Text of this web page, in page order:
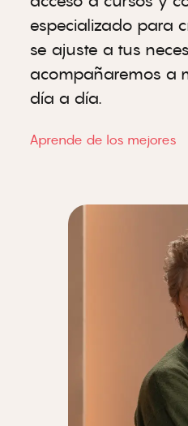
especializado para
se ajuste a tus
acompañaremos a
día a día.
Aprende de los mejores